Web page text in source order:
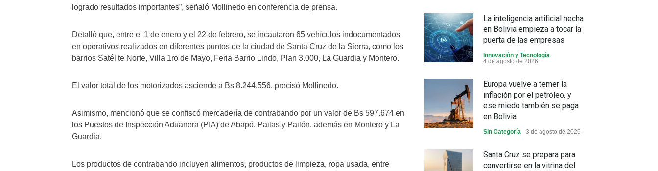
logrado resultados importantes”, señaló Mollinedo en conferencia de prensa.
Detalló que, entre el 1 de enero y el 22 de febrero, se incautaron 65 vehículos indocumentados
en operativos realizados en diferentes puntos de la ciudad de Santa Cruz de la Sierra, como los
barrios Satélite Norte, Villa 1ro de Mayo, Feria Barrio Lindo, Plan 3.000, La Guardia y Montero.
El valor total de los motorizados asciende a Bs 8.244.556, precisó Mollinedo.
Asimismo, mencionó que se confiscó mercadería de contrabando por un valor de Bs 597.674 en
los Puestos de Inspección Aduanera (PIA) de Abapó, Pailas y Pailón, además en Montero y La
Guardia.
Los productos de contrabando incluyen alimentos, productos de limpieza, ropa usada, entre
La inteligencia artificial hecha
en Bolivia empieza a tocar la
puerta de las empresas
Innovación y Tecnología
4 de agosto de 2026
Europa vuelve a temer la
inflación por el petróleo, y
ese miedo también se paga
en Bolivia
Sin Categoría 3 de agosto de 2026
Santa Cruz se prepara para
convertirse en la vitrina del